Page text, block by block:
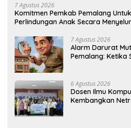
7 Agustus 2026
Komitmen Pemkab Pemalang
Perlindungan Anak Secara
7 Agustus 2026
Alarm Darurat
Pemalang: Ketika
6 Agustus 2026
Dosen Ilmu
Kembangkan